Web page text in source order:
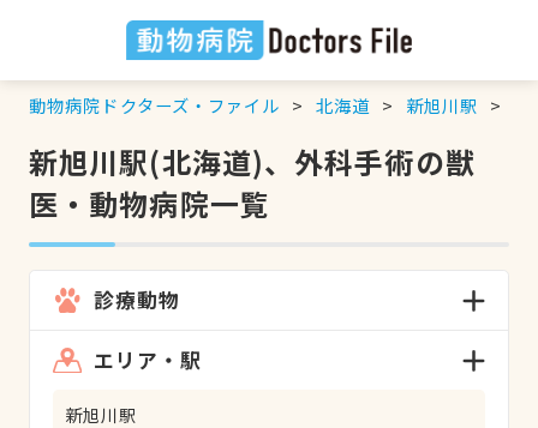
動物病院ドクターズ・ファイル 北海道 新旭川駅
新旭川駅(北海道)、外科手術の獣
医・動物病院一覧
診療動物
エリア・駅
新旭川駅